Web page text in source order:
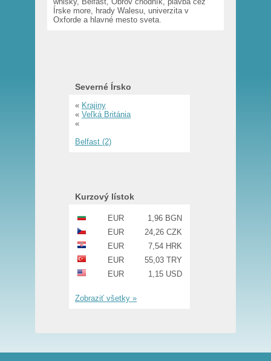
Írske more, hrady Walesu, univerzita v
Oxforde a hlavné mesto sveta.
Severné Írsko
« Krajiny
« Veľká Británia
«
Belfast (2)
Kurzový lístok
EUR
1,96 BGN
EUR
24,26 CZK
EUR
7,54 HRK
EUR
55,03 TRY
EUR
1,15 USD
Zobraziť všetky »